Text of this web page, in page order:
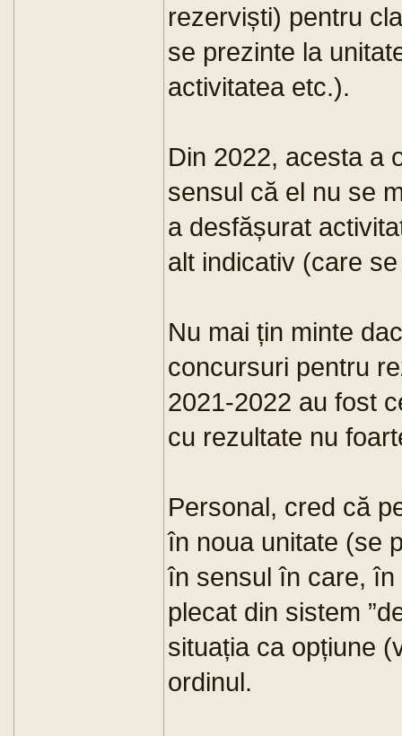
rezerviști) pentru
se prezinte la
activitatea etc.).
Din 2022, acesta a
sensul că el nu se
a desfășurat
alt indicativ (care
Nu mai țin minte
concursuri pentru
2021-2022 au fost
cu rezultate nu
Personal, cred că
în noua unitate (se
în sensul în care, în
plecat din sistem
situația ca opțiune
ordinul.